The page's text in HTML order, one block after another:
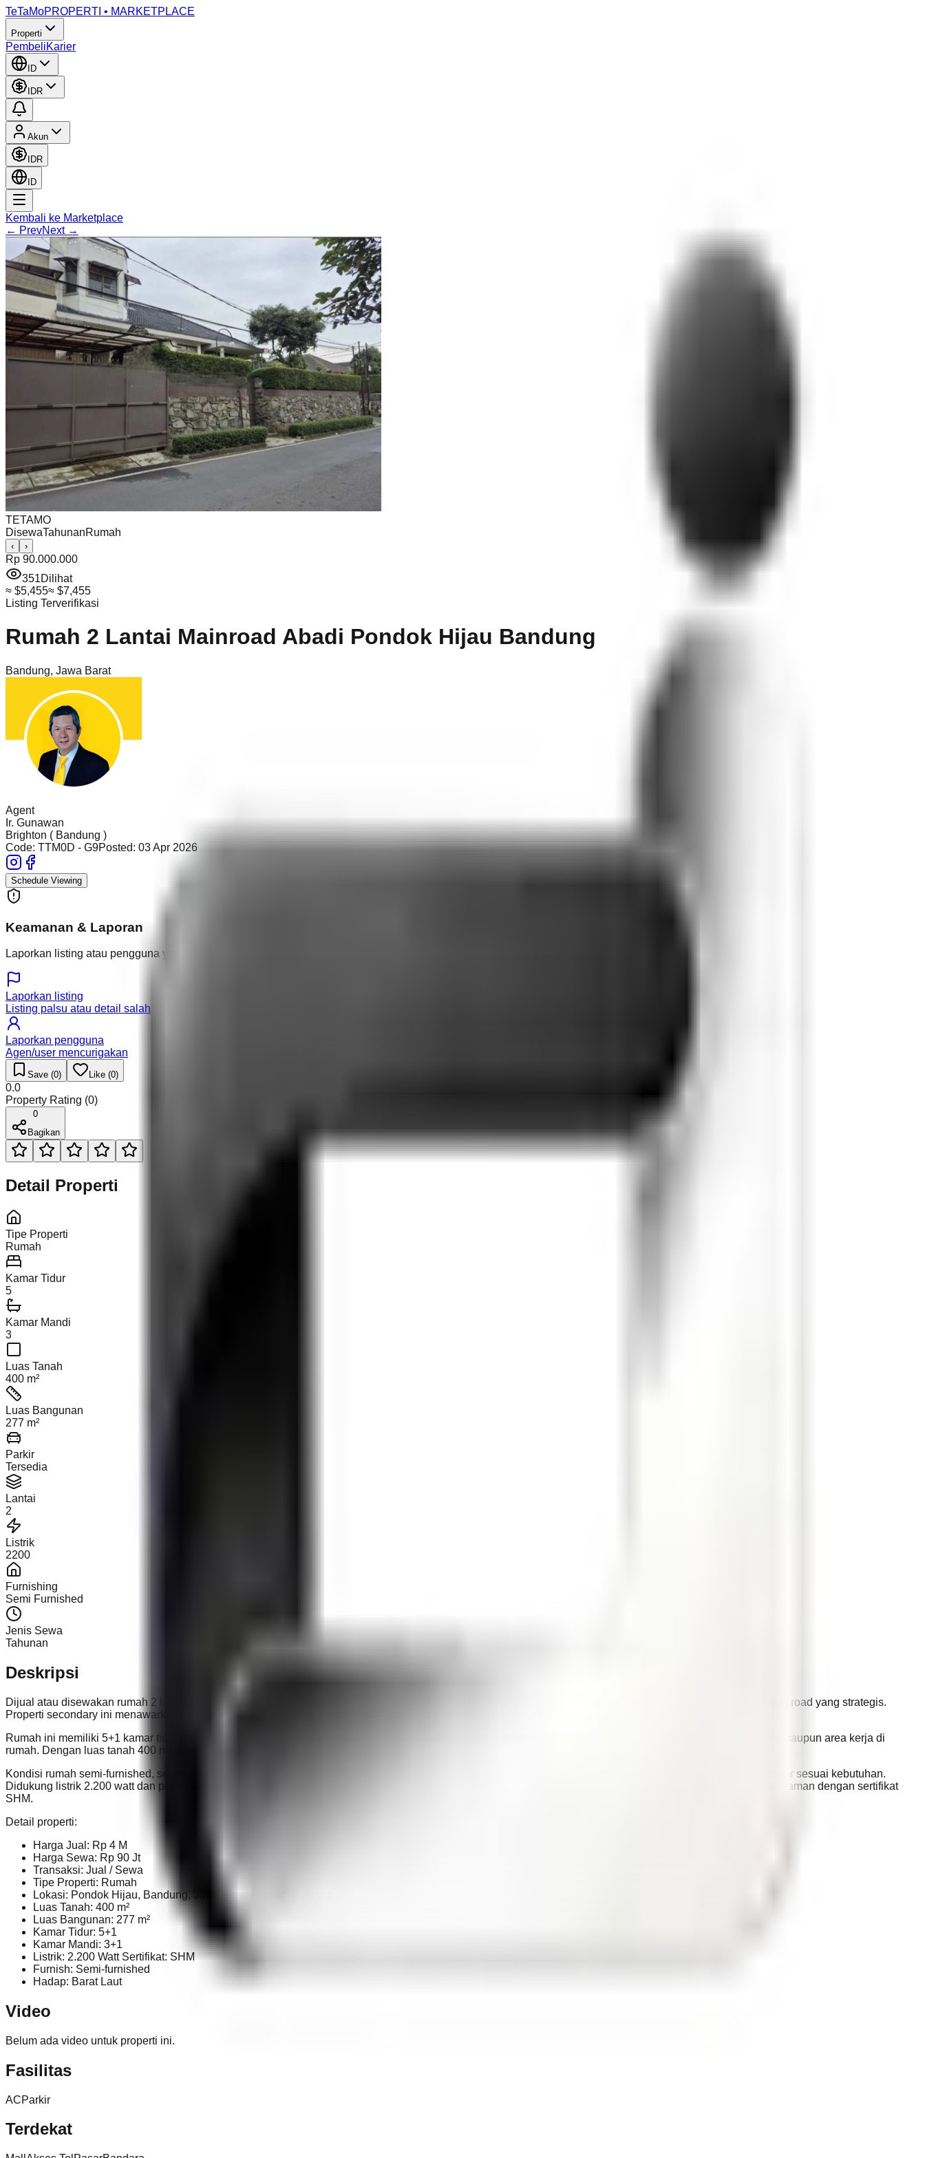
TeTaMoPROPERTI • MARKETPLACE
Properti
PembeliKarier
ID
IDR
Akun
IDR
ID
Kembali ke Marketplace
← PrevNext →
TETAMO
DisewaTahunanRumah
‹ ›
Rp 90.000.000
351Dilihat
≈ $5,455≈ $7,455
Listing Terverifikasi
Rumah 2 Lantai Mainroad Abadi Pondok Hijau Bandung
Bandung, Jawa Barat
Agent
Ir. Gunawan
Brighton ( Bandung )
Code: TTM0D - G9Posted: 03 Apr 2026
Schedule Viewing
Keamanan & Laporan
Laporkan listing atau pengguna yang mencurigakan.
Laporkan listing
Listing palsu atau detail salah
Laporkan pengguna
Agen/user mencurigakan
Save (0) Like (0)
0.0
Property Rating (0)
0
Bagikan
Detail Properti
Tipe Properti
Rumah
Kamar Tidur
5
Kamar Mandi
3
Luas Tanah
400 m²
Luas Bangunan
277 m²
Parkir
Tersedia
Lantai
2
Listrik
2200
Furnishing
Semi Furnished
Jenis Sewa
Tahunan
Deskripsi
Dijual atau disewakan rumah 2 lantai di Jl. Abadi, Pondok Hijau, Bandung, cocok untuk hunian keluarga besar maupun kebutuhan usaha rumahan di lokasi main road yang strategis.
Properti secondary ini menawarkan kombinasi ruang yang luas, akses mudah, dan nilai investasi yang menarik.
Rumah ini memiliki 5+1 kamar tidur dan 3+1 kamar mandi, ideal untuk keluarga besar atau bagi Anda yang membutuhkan ruang tambahan untuk tamu, asisten, maupun area kerja di
rumah. Dengan luas tanah 400 m² dan luas bangunan 277 m², properti ini memberikan kenyamanan ruang yang lega untuk aktivitas sehari-hari.
Kondisi rumah semi-furnished, sehingga memudahkan pembeli atau penyewa untuk langsung menempati sambil tetap memiliki fleksibilitas menyesuaikan interior sesuai kebutuhan.
Didukung listrik 2.200 watt dan posisi hadap barat laut, rumah ini menjadi pilihan menarik untuk Anda yang mencari properti di kawasan Pondok Hijau. Legalitas aman dengan sertifikat
SHM.
Detail properti:
Harga Jual: Rp 4 M
Harga Sewa: Rp 90 Jt
Transaksi: Jual / Sewa
Tipe Properti: Rumah
Lokasi: Pondok Hijau, Bandung, Jawa Barat Alamat: Jl. Abadi
Luas Tanah: 400 m²
Luas Bangunan: 277 m²
Kamar Tidur: 5+1
Kamar Mandi: 3+1
Listrik: 2.200 Watt Sertifikat: SHM
Furnish: Semi-furnished
Hadap: Barat Laut
Video
Belum ada video untuk properti ini.
Fasilitas
ACParkir
Terdekat